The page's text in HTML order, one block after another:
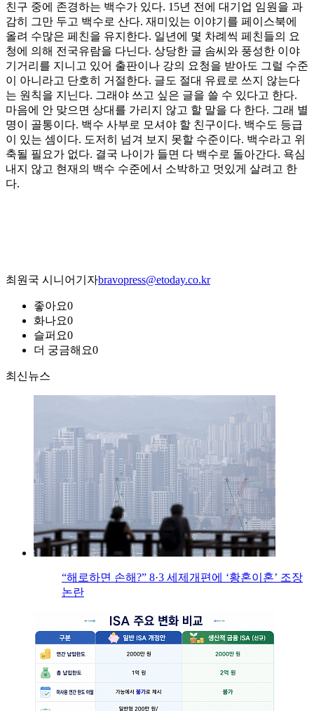
친구 중에 존경하는 백수가 있다. 15년 전에 대기업 임원을 과
감히 그만 두고 백수로 산다. 재미있는 이야기를 페이스북에
올려 수많은 페친을 유지한다. 일년에 몇 차례씩 페친들의 요
청에 의해 전국유람을 다닌다. 상당한 글 솜씨와 풍성한 이야
기거리를 지니고 있어 출판이나 강의 요청을 받아도 그럴 수준
이 아니라고 단호히 거절한다. 글도 절대 유료로 쓰지 않는다
는 원칙을 지닌다. 그래야 쓰고 싶은 글을 쓸 수 있다고 한다.
마음에 안 맞으면 상대를 가리지 않고 할 말을 다 한다. 그래 별
명이 골통이다. 백수 사부로 모셔야 할 친구이다. 백수도 등급
이 있는 셈이다. 도저히 넘겨 보지 못할 수준이다. 백수라고 위
축될 필요가 없다. 결국 나이가 들면 다 백수로 돌아간다. 욕심
내지 않고 현재의 백수 수준에서 소박하고 멋있게 살려고 한
다.
최원국 시니어기자bravopress@etoday.co.kr
좋아요0
화나요0
슬퍼요0
더 궁금해요0
최신뉴스
“해로하면 손해?” 8·3 세제개편에 ‘황혼이혼’ 조장
논란